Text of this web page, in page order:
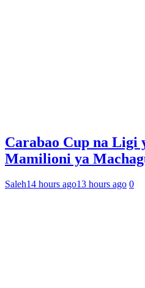
Carabao Cup na Ligi
Mamilioni ya
Saleh14 hours ago13 hours ago 0